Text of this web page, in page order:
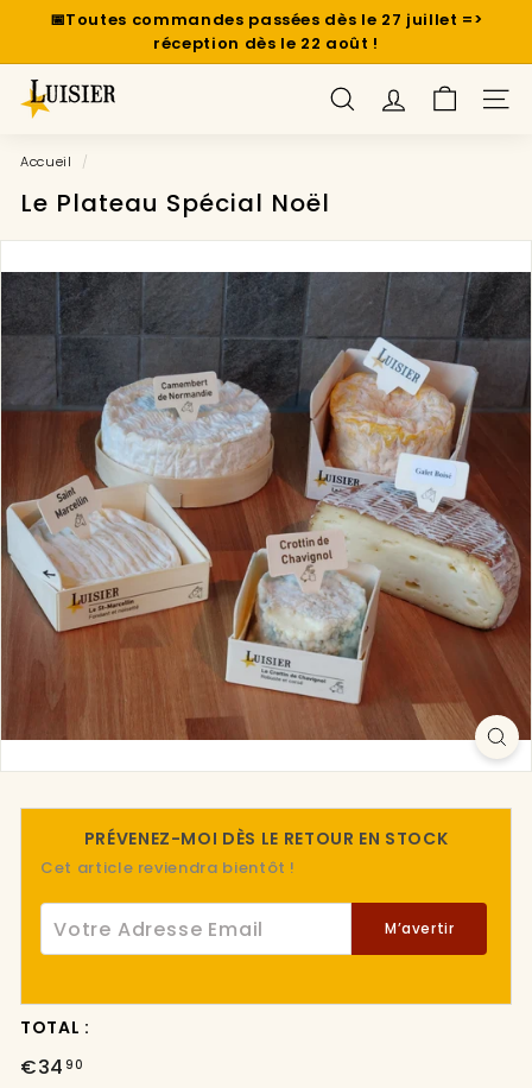
Passer
contenu
Diaporama
Pause
📅Toutes commandes passées dès le 27 juillet =>
réception dès le 22 août !
l
u
i
s
i
e
r
-
a
f
e
u
r.
f
RECHERCHER
Accueil /
Le Plateau Spécial Noël
PRÉVENEZ-MOI DÈS LE RETOUR EN STOCK
Cet article reviendra bientôt !
Votre Adresse Email
M’avertir
TOTAL :
Prix
€34 90